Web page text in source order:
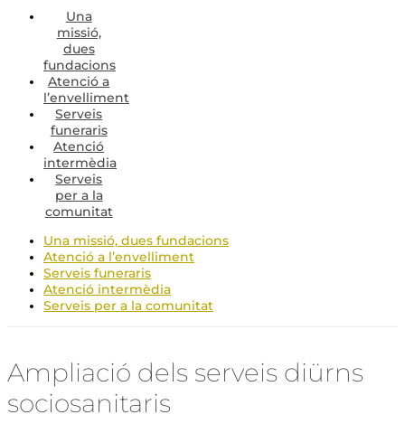
Una
missió,
dues
fundacions
Atenció a
l’envelliment
Serveis
funeraris
Atenció
intermèdia
Serveis
per a la
comunitat
Una missió, dues fundacions
Atenció a l’envelliment
Serveis funeraris
Atenció intermèdia
Serveis per a la comunitat
Ampliació dels serveis diürns
sociosanitaris